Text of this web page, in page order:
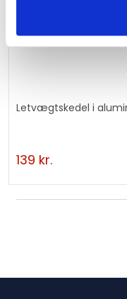
Letvægtskedel i
139 kr.